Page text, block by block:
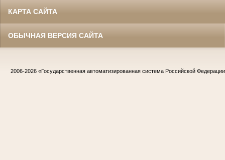
КАРТА САЙТА
ОБЫЧНАЯ ВЕРСИЯ САЙТА
2006-2026 «Государственная автоматизированная система Российской